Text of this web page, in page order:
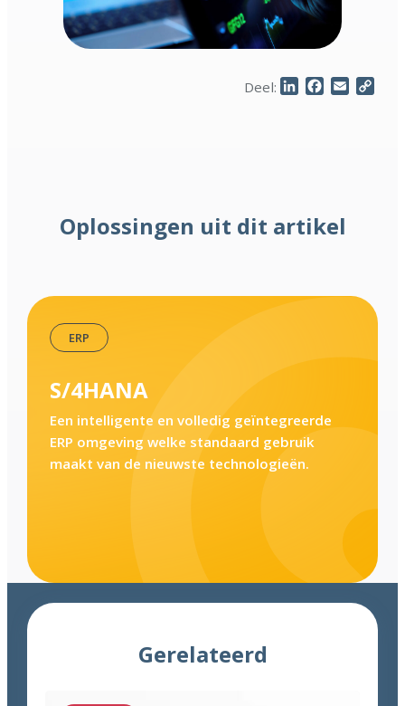
Deel: LinkedInFacebook
Email
Oplossingen uit dit artikel
ERP
,
S/4HANA
Een intelligente en volledig geïntegreerde
ERP omgeving welke standaard gebruik
maakt van de nieuwste technologieën.
Gerelateerd